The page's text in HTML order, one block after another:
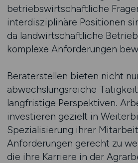
betriebswirtschaftliche
interdisziplinäre Positionen
da landwirtschaftliche
komplexe Anforderungen
Beraterstellen bieten nicht
abwechslungsreiche
langfristige Perspektiven.
investieren gezielt in
Spezialisierung ihrer
Anforderungen gerecht zu
die ihre Karriere in der